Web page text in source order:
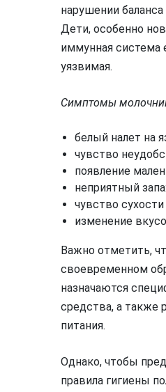
нарушении
Дети, особенно
иммунная система
уязвимая.
Симптомы
белый налет на
чувство
появление
неприятный
чувство
изменение
Важно отметить,
своевременном
назначаются
средства, а также
питания.
Однако, чтобы
правила гигиены